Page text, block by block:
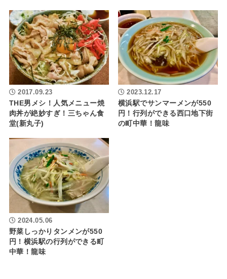
2017.09.23
THE男メシ！人気メニュー焼
肉丼が絶妙すぎ！三ちゃん食
堂(新丸子)
2023.12.17
横浜駅でサンマーメンが550
円！行列ができる西口地下街
の町中華！龍味
2024.05.06
野菜しっかりタンメンが550
円！横浜駅の行列ができる町
中華！龍味